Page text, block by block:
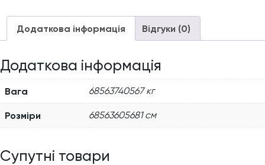
Додаткова інформація Відгуки (0)
Додаткова інформація
Вага 68563740567 кг
Розміри 68563605681 см
Супутні товари